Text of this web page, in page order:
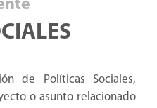
de Políticas Sociales,
o asunto relacionado